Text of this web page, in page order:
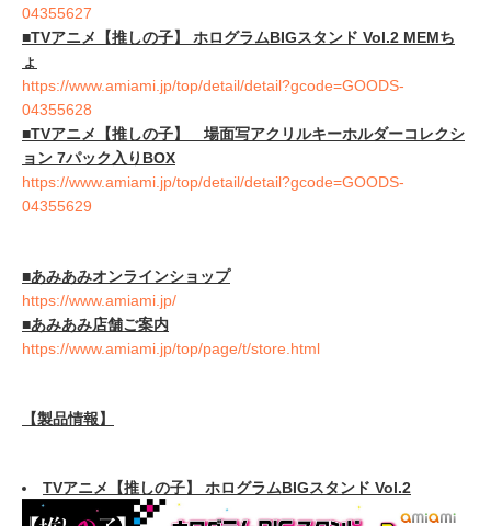
04355627
■TVアニメ【推しの子】 ホログラムBIGスタンド Vol.2 MEMち
ょ
https://www.amiami.jp/top/detail/detail?gcode=GOODS-
04355628
■TVアニメ【推しの子】 場面写アクリルキーホルダーコレクシ
ョン 7パック入りBOX
https://www.amiami.jp/top/detail/detail?gcode=GOODS-
04355629
■あみあみオンラインショップ
https://www.amiami.jp/
■あみあみ店舗ご案内
https://www.amiami.jp/top/page/t/store.html
【製品情報】
TVアニメ【推しの子】 ホログラムBIGスタンド Vol.2